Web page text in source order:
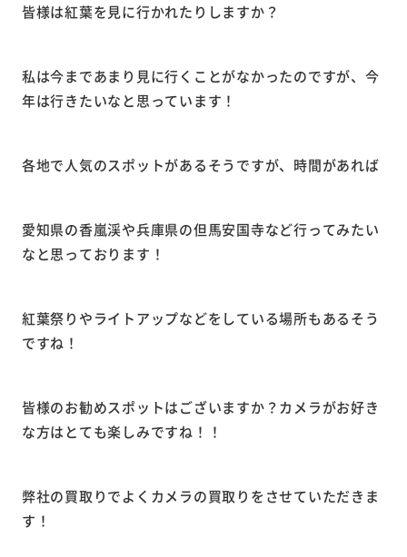
皆様は紅葉を見に行かれたりしますか？
私は今まであまり見に行くことがなかったのですが、今
年は行きたいなと思っています！
各地で人気のスポットがあるそうですが、時間があれば
愛知県の香嵐渓や兵庫県の但馬安国寺など行ってみたい
なと思っております！
紅葉祭りやライトアップなどをしている場所もあるそう
ですね！
皆様のお勧めスポットはございますか？カメラがお好き
な方はとても楽しみですね！！
弊社の買取りでよくカメラの買取りをさせていただきま
す！